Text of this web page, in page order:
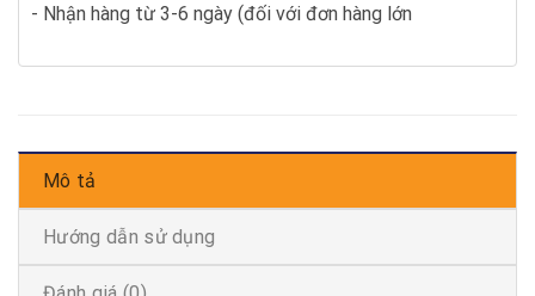
- Nhận hàng từ 3-6 ngày (đối với đơn hàng lớn
Mô tả
Hướng dẫn sử dụng